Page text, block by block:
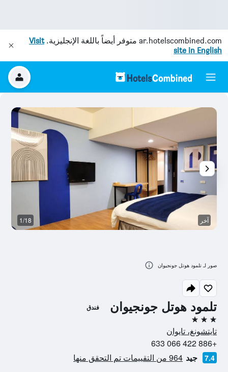
ar.hotelscombined.com متوفر أيضاً باللغة الإنجليزية.Visit
site in English
تلمود هوتل جونجيوان فندق
3 نجوم
تايتشونغ، تايوان
+886 422 066 633
7.4 جيد 964 من التقييمات تم التحقق منها
آخر 1/18
صور لـ تلمود هوتل جونجيوان